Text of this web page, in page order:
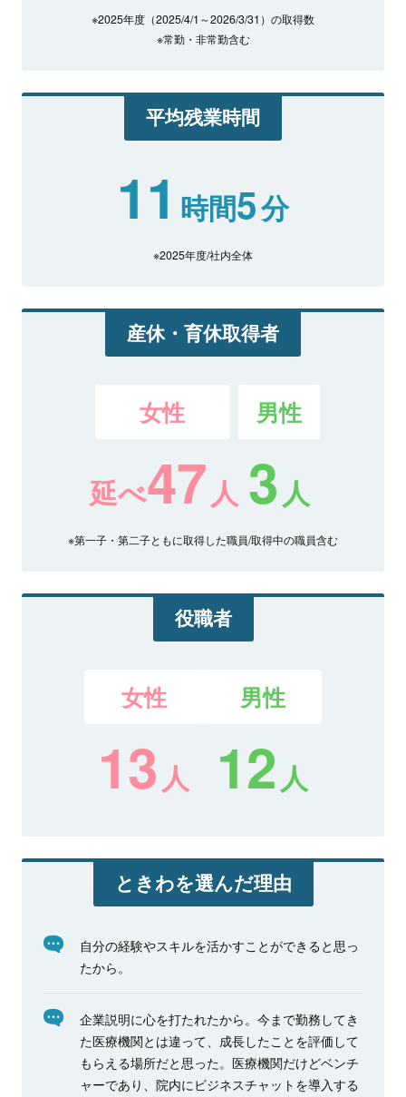
※2025年度（2025/4/1～2026/3/31）の取得数
※常勤・非常勤含む
平均残業時間
11 時間5分
※2025年度/社内全体
産休・育休取得者
女性
延べ47 人
男性
3 人
※第一子・第二子ともに取得した職員/取得中の職員含む
役職者
女性
13 人
男性
12 人
ときわを選んだ理由
自分の経験やスキルを活かすことができると思っ
たから。
企業説明に心を打たれたから。今まで勤務してき
た医療機関とは違って、成長したことを評価して
もらえる場所だと思った。医療機関だけどベンチ
ャーであり、院内にビジネスチャットを導入する